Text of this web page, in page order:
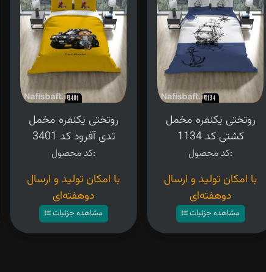
روتختی یکنفره مخمل
تدی آفرود کد 3401
کد محصول:
با امکان تولید و ارسال
دوهفته‌ای
مشاهده جزئیات
روتختی یکنفره مخمل
کشتی کد 1134
کد محصول:
با امکان تولید و ارسال
دوهفته‌ای
مشاهده جزئیات